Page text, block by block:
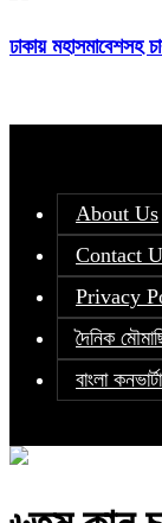
ঢাকায় মহাসমাবেশসহ
About Us
Contact
Privacy
দৈনিক
বাংলা